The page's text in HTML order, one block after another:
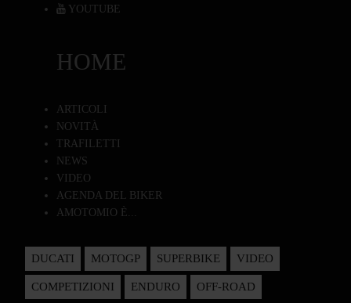
YOUTUBE
HOME
ARTICOLI
NOVITÀ
TRAFILETTI
NEWS
VIDEO
AGENDA DEL BIKER
AMOTOMIO È...
DUCATI MOTOGP SUPERBIKE VIDEO
COMPETIZIONI ENDURO OFF-ROAD